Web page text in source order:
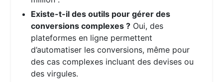
Existe-t-il des outils pour gérer des
conversions complexes ? Oui, des
plateformes en ligne permettent
d’automatiser les conversions, même pour
des cas complexes incluant des devises ou
des virgules.